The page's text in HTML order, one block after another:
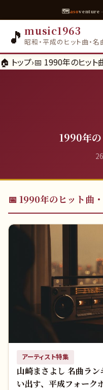
🗺asoventure
🎵 music1963
昭和・平成のヒット曲・名
🏠 トップ›📅 1990年のヒット
1990年
26
📅 1990年のヒット曲
アーティスト特集
山崎まさよし 名曲ラ
い出す、平成フォーク